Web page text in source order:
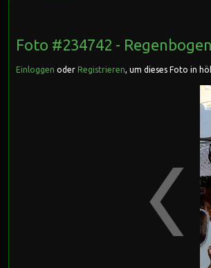
Foto #234742 -
Einloggen oder Registrieren, um dieses Foto in